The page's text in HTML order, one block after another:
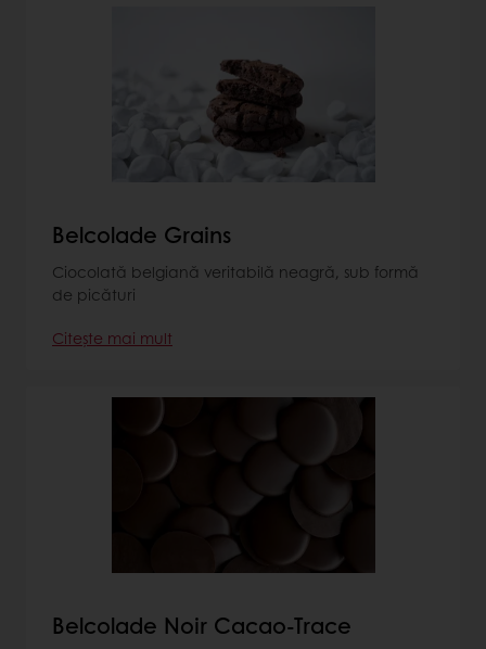
Belcolade Grains
Ciocolată belgiană veritabilă neagră, sub formă
de picături
Citește mai mult
Belcolade Noir Cacao-Trace